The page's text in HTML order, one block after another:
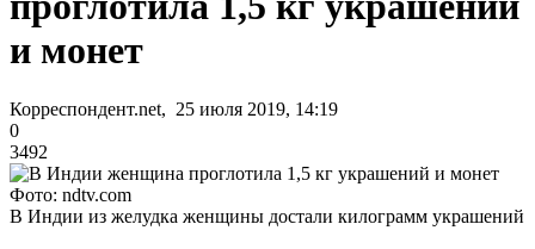
и монет
Корреспондент.net, 25 июля 2019, 14:19
0
3492
Фото: ndtv.com
В Индии из желудка женщины достали килограмм украшений